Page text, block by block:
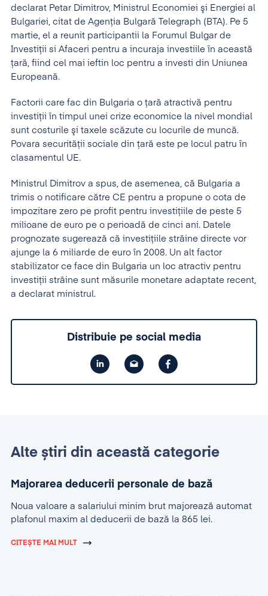
declarat Petar Dimitrov, Ministrul Economiei şi Energiei al
Bulgariei, citat de Agenţia Bulgară Telegraph (BTA). Pe 5
martie, el a reunit participantii la Forumul Bulgar de
Investiţii si Afaceri pentru a incuraja investiile în această
ţară, fiind cel mai ieftin loc pentru a investi din Uniunea
Europeană.
Factorii care fac din Bulgaria o ţară atractivă pentru
investiţii în timpul unei crize economice la nivel mondial
sunt costurile şi taxele scăzute cu locurile de muncă.
Povara securităţii sociale din ţară este pe locul patru în
clasamentul UE.
Ministrul Dimitrov a spus, de asemenea, că Bulgaria a
trimis o notificare către CE pentru a propune o cota de
impozitare zero pe profit pentru investiţiile de peste 5
milioane de euro pe o perioadă de cinci ani. Datele
prognozate sugerează că investiţiile străine directe vor
ajunge la 6 miliarde de euro în 2008. Un alt factor
stabilizator ce face din Bulgaria un loc atractiv pentru
investiţii străine sunt măsurile monetare adaptate recent,
a declarat ministrul.
Distribuie pe social media
Alte știri din această categorie
Majorarea deducerii personale de bază
Noua valoare a salariului minim brut majorează automat
plafonul maxim al deducerii de bază la 865 lei.
CITEȘTE MAI MULT